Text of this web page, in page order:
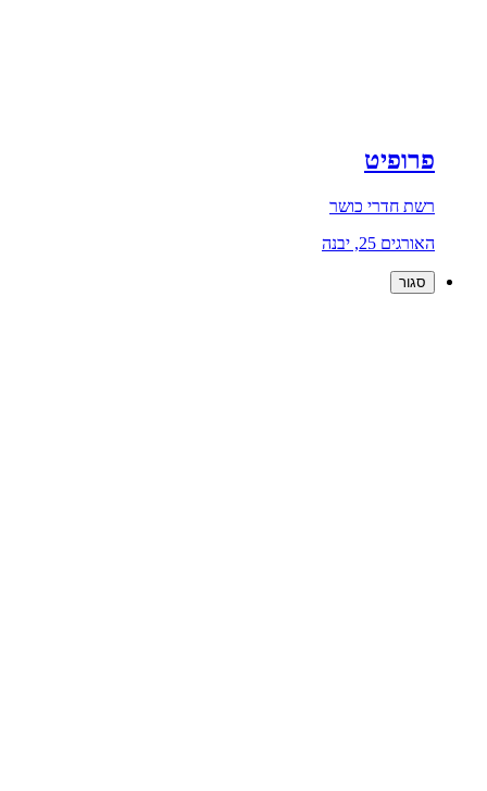
פרופיט
רשת חדרי כושר
האורגים 25, יבנה
סגור